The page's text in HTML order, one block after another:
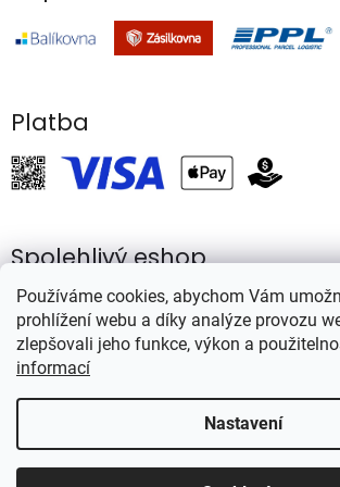
Používáme cookies, abychom Vám
prohlížení webu a díky analýze provozu
zlepšovali jeho funkce, výkon a
informací
Nastavení
Platba
Spolehlivý eshop
Vytvořil Shoptet
Copyright 2026Rybářství Mareš. Všechna